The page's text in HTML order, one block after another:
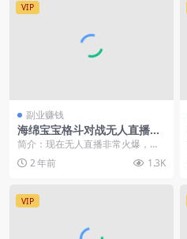
VIP
副业赚钱
海绵宝宝格斗对战无人直播，
无脑玩法，简单上手，日入50
0+
简介：现在无人直播非常火爆，通
过软件识别弹幕和礼物，释放游戏
技能，挂着电脑就能疯...
2 年前 1.3K
VIP